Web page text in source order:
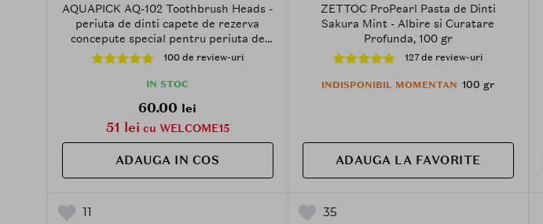
AQUAPICK AQ-102 Toothbrush Heads -
periuta de dinti capete de rezerva
concepute special pentru periuta de
dinti sonica AQUAPICK AQ-102 - 4
bucati - Black
100 de review-uri
IN STOC
60.00 lei
51 lei cu WELCOME15
ADAUGA IN COS
ZETTOC ProPearl Pasta de Dinti
Sakura Mint - Albire si Curatare
Profunda, 100 gr
127 de review-uri
INDISPONIBIL MOMENTAN 100 gr
ADAUGA LA FAVORITE
11 35